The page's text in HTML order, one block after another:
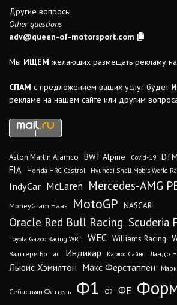
Другие вопросы
Other questions
adv@queen-of-motorsport.com
Мы ИЩЕМ желающих размещать рекламу
СПАМ с предложением ваших услуг будет
рекламе на нашем сайте или другим
Aston Martin Aramco BWT Alpine Covid-19 DTM
FIA Honda HRC Castrol Hyundai Shell Mobis World
IndyCar McLaren Mercedes-AMG
MoneyGram Haas MotoGP NASCAR
Oracle Red Bull Racing Scuderia
Toyota Gazoo Racing WRT WEC Williams Racing
Валттери Боттас
Индикар Карлос Сайнс Ландо
Льюис Хэмилтон Макс Ферстаппен
Себастьян Феттель Ф1 Ф2 ФЕ